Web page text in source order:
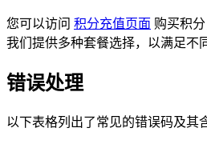
您可以访问 积分充值页面 购买积
我们提供多种套餐选择，以满足不
错误处理
以下表格列出了常见的错误码及其